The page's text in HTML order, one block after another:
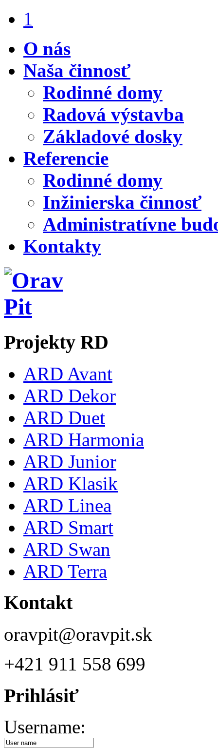
1
O nás
Naša činnosť
Rodinné domy
Radová výstavba
Základové dosky
Referencie
Rodinné domy
Inžinierska činnosť
Administratívne
Kontakty
Projekty RD
ARD Avant
ARD Dekor
ARD Duet
ARD Harmonia
ARD Junior
ARD Klasik
ARD Linea
ARD Smart
ARD Swan
ARD Terra
Kontakt
oravpit@oravpit.sk
+421 911 558 699
Prihlásiť
Username: